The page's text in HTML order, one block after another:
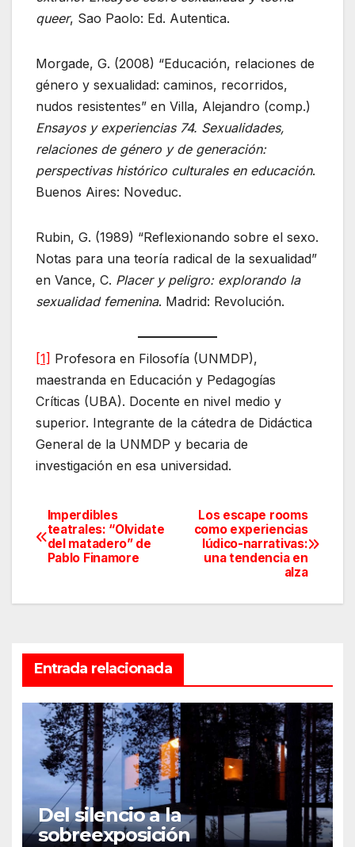
queer, Sao Paolo: Ed. Autentica.
Morgade, G. (2008) “Educación, relaciones de
género y sexualidad: caminos, recorridos,
nudos resistentes” en Villa, Alejandro (comp.)
Ensayos y experiencias 74. Sexualidades,
relaciones de género y de generación:
perspectivas histórico culturales en educación.
Buenos Aires: Noveduc.
Rubin, G. (1989) “Reflexionando sobre el sexo.
Notas para una teoría radical de la sexualidad”
en Vance, C. Placer y peligro: explorando la
sexualidad femenina. Madrid: Revolución.
[1] Profesora en Filosofía (UNMDP),
maestranda en Educación y Pedagogías
Críticas (UBA). Docente en nivel medio y
superior. Integrante de la cátedra de Didáctica
General de la UNMDP y becaria de
investigación en esa universidad.
Navegación
de
Los escape rooms
como experiencias
lúdico-narrativas:
una tendencia en
alza
Imperdibles
teatrales: “Olvidate
del matadero” de
Pablo Finamore
Entrada relacionada
Del silencio a la
sobreexposición